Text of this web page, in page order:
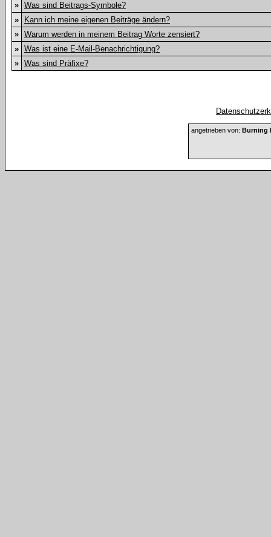
» Was sind Beitrags-Symbole?
»
Kann ich meine eigenen Beiträge ändern?
» Warum werden in meinem Beitrag Worte zensiert?
» Was ist eine E-Mail-Benachrichtigung?
» Was sind Präfixe?
angetrieben von: Burning